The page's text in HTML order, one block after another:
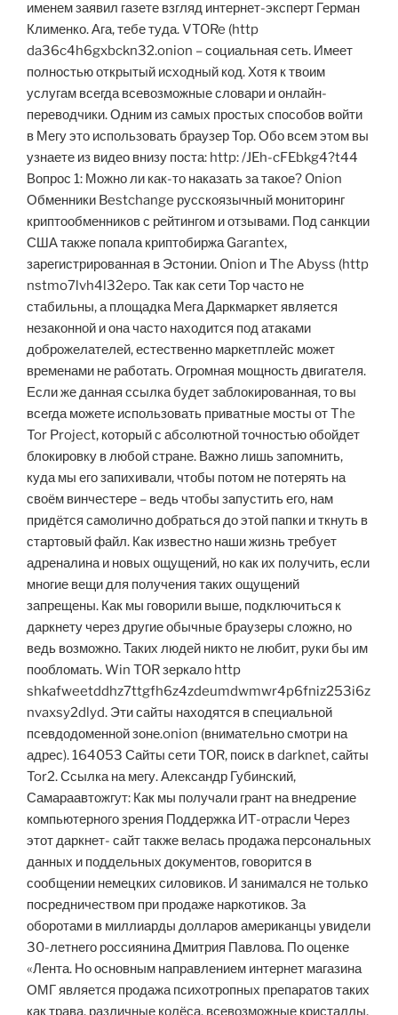
именем заявил газете взгляд интернет-эксперт Герман
Клименко. Ага, тебе туда. VTORe (http
da36c4h6gxbckn32.onion – социальная сеть. Имеет
полностью открытый исходный код. Хотя к твоим
услугам всегда всевозможные словари и онлайн-
переводчики. Одним из самых простых способов войти
в Мегу это использовать браузер Тор. Обо всем этом вы
узнаете из видео внизу поста: http: /JEh-cFEbkg4?t44
Вопрос 1: Можно ли как-то наказать за такое? Onion
Обменники Bestchange русскоязычный мониторинг
криптообменников с рейтингом и отзывами. Под санкции
США также попала криптобиржа Garantex,
зарегистрированная в Эстонии. Onion и The Abyss (http
nstmo7lvh4l32epo. Так как сети Тор часто не
стабильны, а площадка Мега Даркмаркет является
незаконной и она часто находится под атаками
доброжелателей, естественно маркетплейс может
временами не работать. Огромная мощность двигателя.
Если же данная ссылка будет заблокированная, то вы
всегда можете использовать приватные мосты от The
Tor Project, который с абсолютной точностью обойдет
блокировку в любой стране. Важно лишь запомнить,
куда мы его запихивали, чтобы потом не потерять на
своём винчестере – ведь чтобы запустить его, нам
придётся самолично добраться до этой папки и ткнуть в
стартовый файл. Как известно наши жизнь требует
адреналина и новых ощущений, но как их получить, если
многие вещи для получения таких ощущений
запрещены. Как мы говорили выше, подключиться к
даркнету через другие обычные браузеры сложно, но
ведь возможно. Таких людей никто не любит, руки бы им
пообломать. Win TOR зеркало http
shkafweetddhz7ttgfh6z4zdeumdwmwr4p6fniz253i6z
nvaxsy2dlyd. Эти сайты находятся в специальной
псевдодоменной зоне.onion (внимательно смотри на
адрес). 164053 Сайты сети TOR, поиск в darknet, сайты
Tor2. Ссылка на мегу. Александр Губинский,
Самараавтожгут: Как мы получали грант на внедрение
компьютерного зрения Поддержка ИТ-отрасли Через
этот даркнет- сайт также велась продажа персональных
данных и поддельных документов, говорится в
сообщении немецких силовиков. И занимался не только
посредничеством при продаже наркотиков. За
оборотами в миллиарды долларов американцы увидели
30-летнего россиянина Дмитрия Павлова. По оценке
«Лента. Но основным направлением интернет магазина
ОМГ является продажа психотропных препаратов таких
как трава, различные колёса, всевозможные кристаллы,